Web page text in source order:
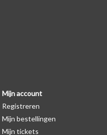
U kunt dit zelf nagaan door
zichtbaar is.
Mijn account
Registreren
Mijn bestellingen
Mijn tickets